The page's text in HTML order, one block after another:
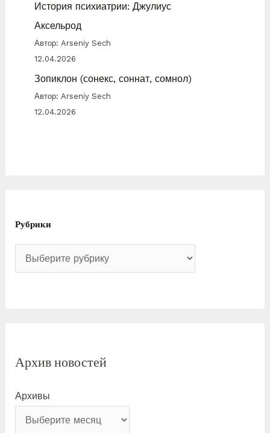
История психиатрии: Джулиус
Аксельрод
Автор: Arseniy Sech
12.04.2026
Зопиклон (сонекс, соннат, сомнол)
Автор: Arseniy Sech
12.04.2026
Рубрики
Архив новостей
Архивы